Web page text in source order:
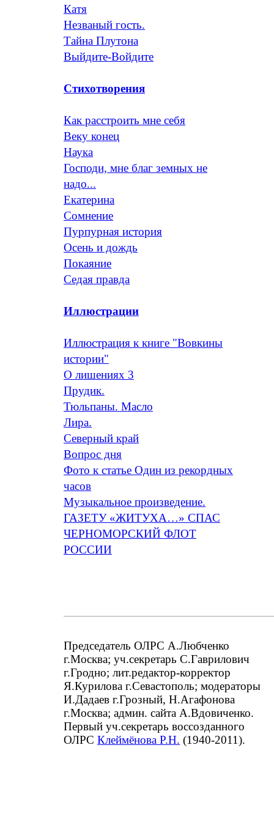
Катя
Незваный гость.
Тайна Плутона
Выйдите-Войдите
Стихотворения
Как расстроить мне себя
Веку конец
Наука
Господи, мне благ земных не
надо...
Екатерина
Сомнение
Пурпурная история
Осень и дождь
Покаяние
Седая правда
Иллюстрации
Иллюстрация к книге "Вовкины
истории"
О лишениях 3
Прудик.
Тюльпаны. Масло
Лира.
Северный край
Вопрос дня
Фото к статье Один из рекордных
часов
Музыкальное произведение.
ГАЗЕТУ «ЖИТУХА…» СПАС
ЧЕРНОМОРСКИЙ ФЛОТ
РОССИИ
Председатель ОЛРС А.Любченко
г.Москва; уч.секретарь С.Гаврилович
г.Гродно; лит.редактор-корректор
Я.Курилова г.Севастополь; модераторы
И.Дадаев г.Грозный, Н.Агафонова
г.Москва; админ. сайта А.Вдовиченко.
Первый уч.секретарь воссозданного
ОЛРС Клеймёнова Р.Н. (1940-2011).